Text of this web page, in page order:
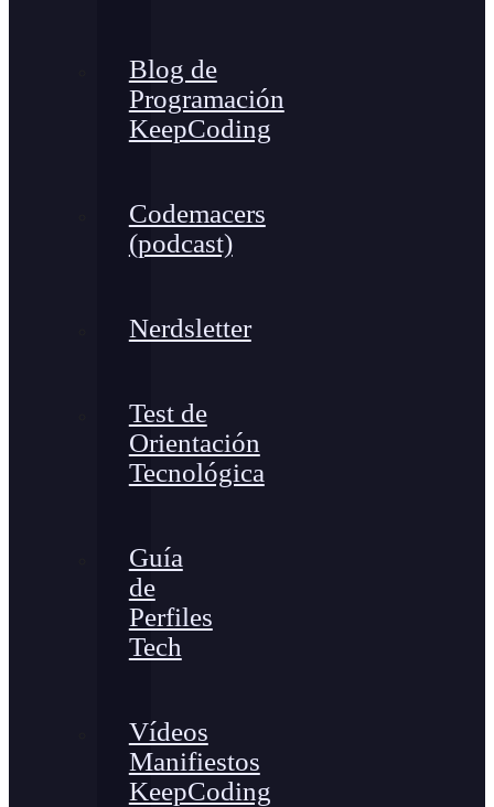
Blog de
Programación
KeepCoding
Codemacers
(podcast)
Nerdsletter
Test de
Orientación
Tecnológica
Guía
de
Perfiles
Tech
Vídeos
Manifiestos
KeepCoding